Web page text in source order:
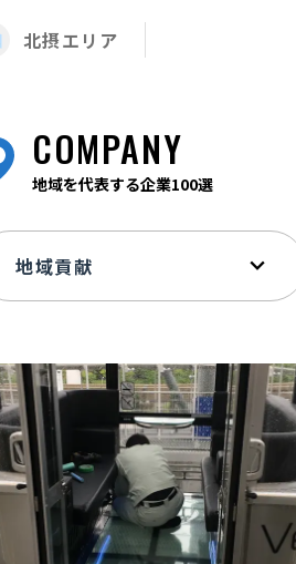
北摂エリア
COMPANY
地域を代表する企業100選